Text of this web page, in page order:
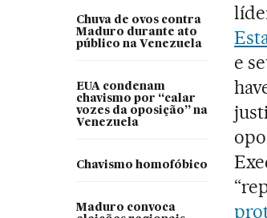
Chuva de ovos contra
Maduro durante ato
público na Venezuela
EUA condenam
chavismo por “calar
vozes da oposição” na
Venezuela
Chavismo homofóbico
Maduro convoca
e